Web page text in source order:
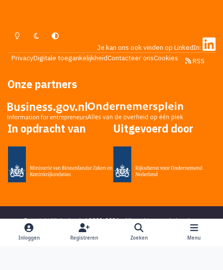
Lichte ModusDonkere ModusSysteemvoorkeur
Je kan ons ook vinden op LinkedIn:
PrivacyDigitale toegankelijkheidContacteer onsCookies RSS
Onze partners
In opdracht van Uitgevoerd door
Copyright Higherlevel.nl 2002-2026 - Alle rechten voorbehouden -
Privacy statement
- Powered by &DoReply
en bedacht door
Inloggen Registreren Zoeken Menu